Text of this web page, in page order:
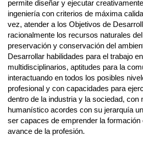
permite diseñar y ejecutar
ingeniería con criterios de máxima
vez, atender a los Objetivos de
racionalmente los recursos naturales
preservación y conservación del
Desarrollar habilidades para el trabajo
multidisciplinarios, aptitudes para la
interactuando en todos los posibles
profesional y con capacidades para
dentro de la industria y la sociedad, con
humanístico acordes con su jerarquía
ser capaces de emprender la formación
avance de la profesión.